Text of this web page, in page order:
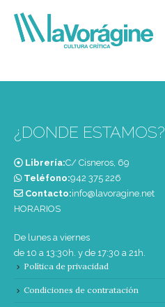
¿DONDE ESTAMOS?
Librería:C/ Cisneros, 69
Teléfono:‭942 375 226‬
Contacto:info@lavoragine.net
HORARIOS
De lunes a viernes
de 10 a 13:30h. y de 17:30 a 21h.
Política de privacidad
Condiciones de contratación